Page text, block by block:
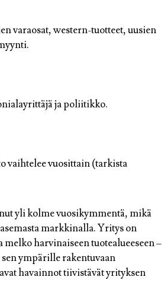
varaosat, western-tuotteet, uusien
ja poliitikko.
vaihtelee vuosittain (tarkista
yli kolme vuosikymmentä, mikä
markkinalla. Yritys on
melko harvinaiseen tuotealueeseen –
ympärille rakentuvaan
havainnot tiivistävät yrityksen